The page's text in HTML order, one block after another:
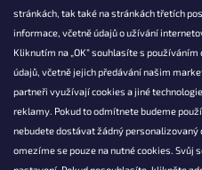
stránkách, tak také na stránkách třetích
informace, včetně údajů o užívání
Kliknutím na „OK“ souhlasíte s
údajů, včetně jejich předávání našim
partneři využívají cookies a jiné
reklamy. Pokud to odmítnete budeme
nebudete dostávat žádný personalizovaný
omezíme se pouze na nutné cookies. Svůj
info@falanzo.cz
Falanzo.cz
FalanzoCZ